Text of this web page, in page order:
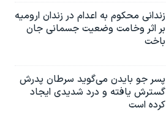
زندانی محکوم به اعدام در زندان ارومیه
بر اثر وخامت وضعیت جسمانی جان
باخت
پسر جو بایدن می‌گوید سرطان پدرش
گسترش یافته و درد شدیدی ایجاد
کرده است